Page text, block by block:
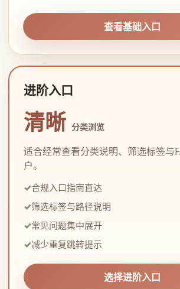
查看基础入口
进阶入口
清晰 分类浏览
适合经常查看分类说明、筛选标签与
户。
合规入口指南直达
筛选标签与路径说明
常见问题集中展开
减少重复跳转提示
选择进阶入口